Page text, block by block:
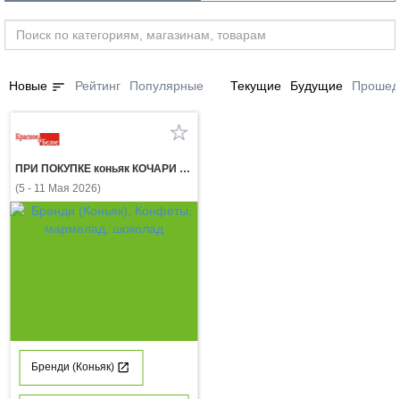
Новые sort Рейтинг Популярные Текущие Будущие
ПРИ ПОКУПКЕ коньяк КОЧАРИ 7 лет 0,5л конфеты АДЕЛЬ с миндалем 150г за 1 рубль
(5 - 11 Мая 2026)
Бренди (Коньяк)